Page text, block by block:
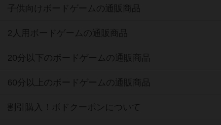
子供向けボードゲームの通販商品
2人用ボードゲームの通販商品
20分以下のボードゲームの通販商品
60分以上のボードゲームの通販商品
割引購入！ボドクーポンについて